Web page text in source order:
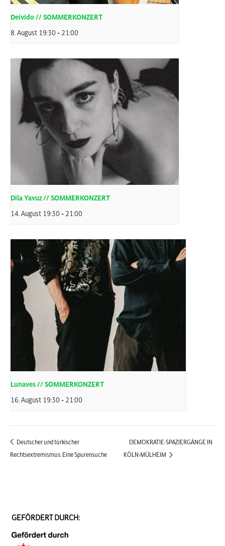
Deivido // SOMMERKONZERT
8. August 19:30 - 21:00
Dila Yavuz // SOMMERKONZERT
14. August 19:30 - 21:00
Lunaves // SOMMERKONZERT
16. August 19:30 - 21:00
Deutscher und türkischer
Rechtsextremismus: Eine Spurensuche
DEMOKRATIE-SPAZIERGÄNGE IN
KÖLN-MÜLHEIM
GEFÖRDERT DURCH: